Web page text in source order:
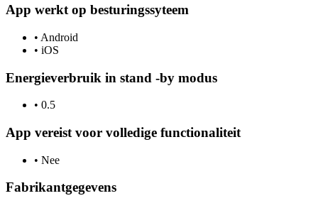
App werkt op besturingssyteem
• Android
• iOS
Energieverbruik in stand -by modus
• 0.5
App vereist voor volledige functionaliteit
• Nee
Fabrikantgegevens